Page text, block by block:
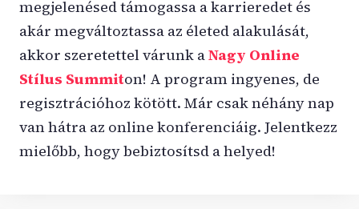
megjelenésed támogassa a karrieredet és
akár megváltoztassa az életed alakulását,
akkor szeretettel várunk aNagy Online
Stílus Summiton! A program ingyenes, de
regisztrációhoz kötött. Már csak néhány nap
van hátra az online konferenciáig. Jelentkezz
mielőbb, hogy bebiztosítsd a helyed!